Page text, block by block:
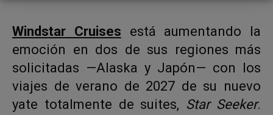
Windstar Cruises está aumentando la
emoción en dos de sus regiones más
solicitadas —Alaska y Japón— con los
viajes de verano de 2027 de su nuevo
yate totalmente de suites, Star Seeker.